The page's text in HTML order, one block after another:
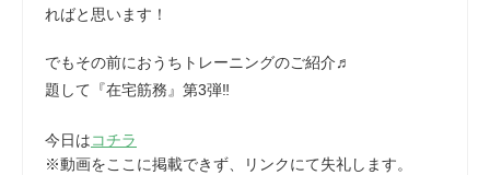
ればと思います！
でもその前におうちトレーニングのご紹介♬
題して『在宅筋務』第3弾‼
今日はコチラ
※動画をここに掲載できず、リンクにて失礼します。